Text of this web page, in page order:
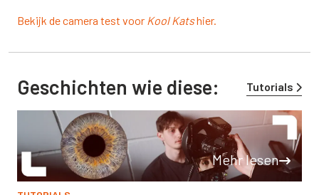
Bekijk de camera test voor Kool Katshier.
Geschichten wie diese: Tutorials
Mehr lesen